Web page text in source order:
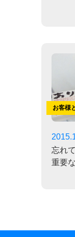
お客様
忘れ
重要